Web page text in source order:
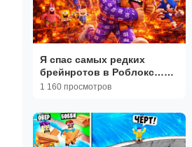
Я спас самых редких
брейнротов в Роблокс…
меня чуть не поймали 😱🔥
1 160 просмотров